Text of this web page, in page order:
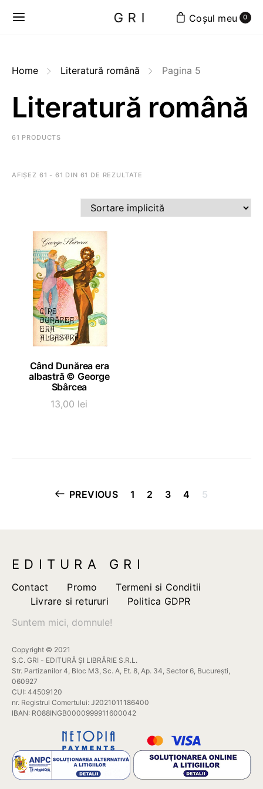
GRI 0
Home Literatură română Pagina 5
Literatură română
61 PRODUCTS
AFIȘEZ 61 - 61 DIN 61 DE REZULTATE
ADAUGĂ ÎN COȘ
Când Dunărea era
albastră © George
Sbârcea
13,00 lei
Paginație
PREVIOUS 1 2 3 4 5
EDITURA GRI
Contact Promo
Termeni si Conditii
Livrare si retururi
Politica GDPR
Suntem mici, domnule!
Copyright © 2021
S.C. GRI - EDITURĂ ȘI LIBRĂRIE S.R.L.
Str. Partizanilor 4, Bloc M3, Sc. A, Et. 8, Ap. 34, Sector 6, București,
060927
CUI: 44509120
nr. Registrul Comertului: J2021011186400
IBAN: RO88INGB0000999911600042